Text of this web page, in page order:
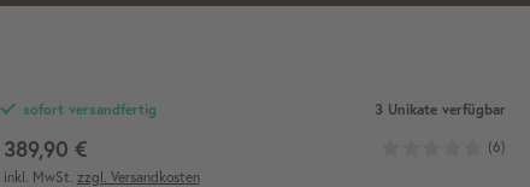
3 Unikate verfügbar
sofort versandfertig
389,90 €
(6)
inkl. MwSt. zzgl. Versandkosten